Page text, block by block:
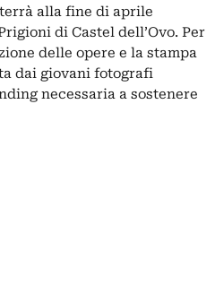
alla fine di aprile
di Castel dell’Ovo. Per
delle opere e la stampa
dai giovani fotografi
necessaria a sostenere